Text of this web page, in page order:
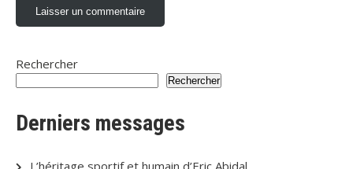
Rechercher
Rechercher
Derniers messages
L’héritage sportif et humain d’Eric Abidal